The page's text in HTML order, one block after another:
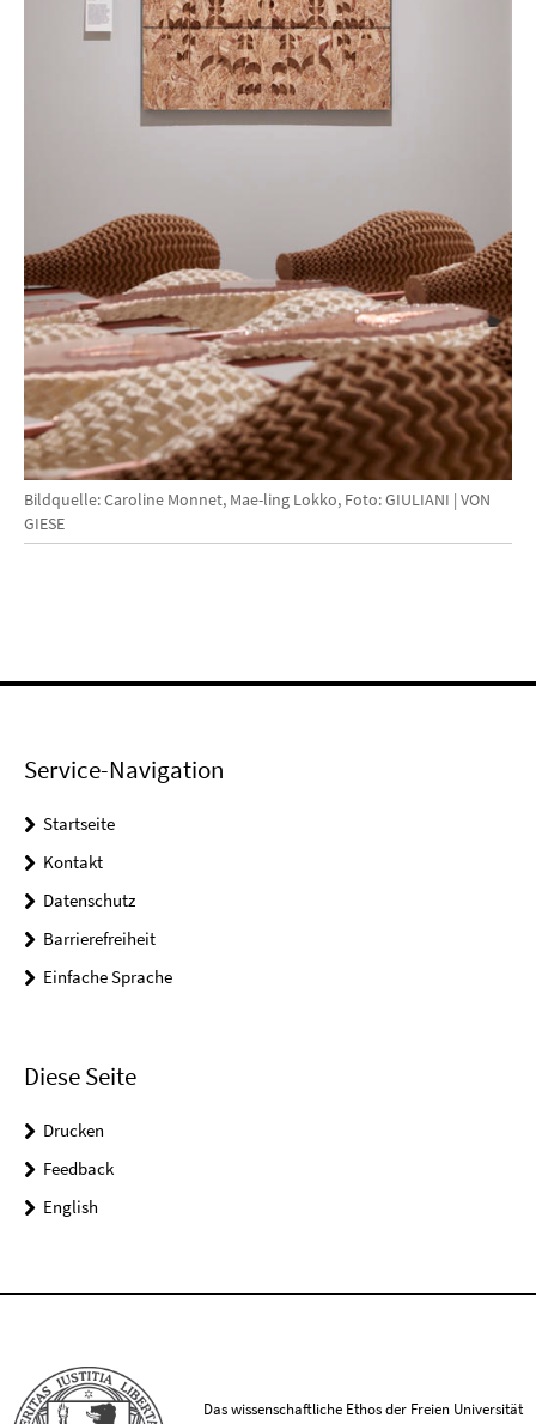
Bildquelle: Caroline Monnet, Mae-ling Lokko, Foto: GIULIANI | VON
GIESE
Service-Navigation
Startseite
Kontakt
Datenschutz
Barrierefreiheit
Einfache Sprache
Diese Seite
Drucken
Feedback
English
Das wissenschaftliche Ethos der Freien Universität